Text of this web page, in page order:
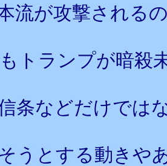
流が攻撃される
トランプが暗殺
条などだけでは
うとする動きや